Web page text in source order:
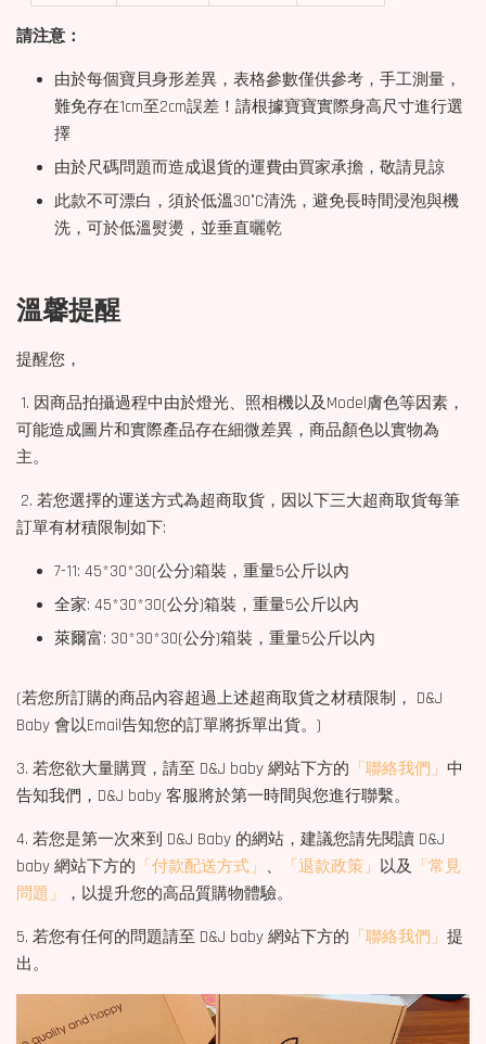
請注意：
由於每個寶貝身形差異，表格參數僅供參考，手工測量，
難免存在1cm至2cm誤差！請根據寶寶實際身高尺寸進行選
擇
由於尺碼問題而造成退貨的運費由買家承擔，敬請見諒
此款不可漂白，須於低溫30°C清洗，避免長時間浸泡與機
洗，可於低溫熨燙，並垂直曬乾
溫馨提醒
提醒您，
1. 因商品拍攝過程中由於燈光、照相機以及Model膚色等因素，
可能造成圖片和實際產品存在細微差異，商品顏色以實物為
主。
2. 若您選擇的運送方式為超商取貨，因以下三大超商取貨每筆
訂單有材積限制如下:
7-11: 45*30*30(公分)箱裝，重量5公斤以內
全家: 45*30*30(公分)箱裝，重量5公斤以內
萊爾富: 30*30*30(公分)箱裝，重量5公斤以內
(若您所訂購的商品內容超過上述超商取貨之材積限制， D&J
Baby 會以Email告知您的訂單將拆單出貨。)
3. 若您欲大量購買，請至 D&J baby 網站下方的 「聯絡我們」 中
告知我們，D&J baby 客服將於第一時間與您進行聯繫。
4. 若您是第一次來到 D&J Baby 的網站，建議您請先閱讀 D&J
baby 網站下方的 「付款配送方式」 、 「退款政策」 以及 「常見
問題」
，以提升您的高品質購物體驗。
5. 若您有任何的問題請至 D&J baby 網站下方的 「聯絡我們」 提
出。